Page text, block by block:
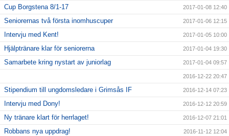
Cup Borgstena 8/1-17 2017-01-08 12:40
Seniorernas två första inomhuscuper 2017-01-06 12:15
Intervju med Kent! 2017-01-05 10:00
Hjälptränare klar för seniorerna 2017-01-04 19:30
Samarbete kring nystart av juniorlag 2017-01-04 09:57
2016-12-22 20:47
Stipendium till ungdomsledare i Grimsås IF 2016-12-14 07:23
Intervju med Dony! 2016-12-12 20:59
Ny tränare klart för herrlaget! 2016-12-07 21:01
Robbans nya uppdrag! 2016-11-12 12:04